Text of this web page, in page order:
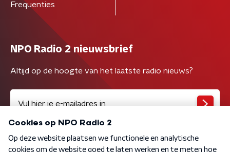
Frequenties
NPO Radio 2 nieuwsbrief
Altijd op de hoogte van het laatste radio nieuws?